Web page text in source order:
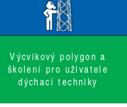
Výcvikový polygon a
školení pro uživatele
dýchací techniky